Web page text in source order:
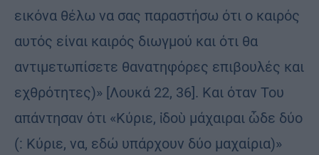
εικόνα θέλω να σας παραστήσω ότι ο καιρός
αυτός είναι καιρός διωγμού και ότι θα
αντιμετωπίσετε θανατηφόρες επιβουλές και
εχθρότητες)» [Λουκά 22, 36]. Και όταν Του
απάντησαν ότι «Κύριε, ἰδοὺ μάχαιραι ὧδε δύο
(: Κύριε, να, εδώ υπάρχουν δύο μαχαίρια)»